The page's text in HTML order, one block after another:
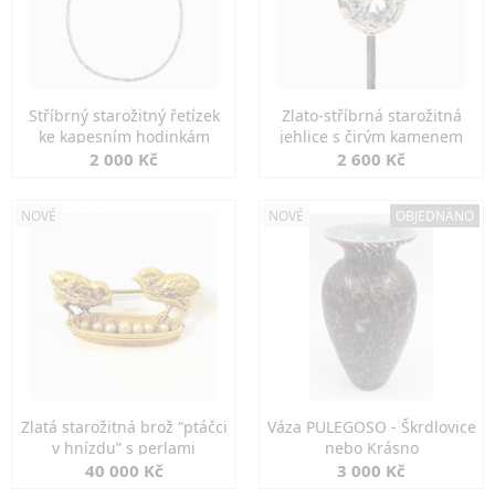
Stříbrný starožitný řetízek
ke kapesním hodinkám
2 000 Kč
Zlato-stříbrná starožitná
jehlice s čirým kamenem
2 600 Kč
NOVÉ
Zlatá starožitná brož “ptáčci
v hnízdu” s perlami
40 000 Kč
NOVÉ OBJEDNÁNO
Váza PULEGOSO - Škrdlovice
nebo Krásno
3 000 Kč